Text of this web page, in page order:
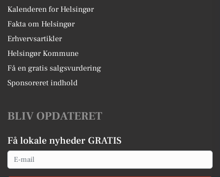
Kalenderen for Helsingør
Fakta om Helsingør
Erhvervsartikler
Helsingør Kommune
Få en gratis salgsvurdering
Sponsoreret indhold
BLIV OPDATERET
Få lokale nyheder GRATIS
Email